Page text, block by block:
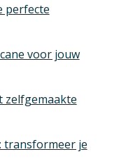
perfecte
voor jouw
zelfgemaakte
transformeer je